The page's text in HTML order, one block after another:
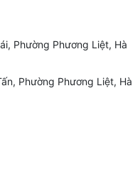
Phường Phương Liệt, Hà
Phường Phương Liệt, Hà